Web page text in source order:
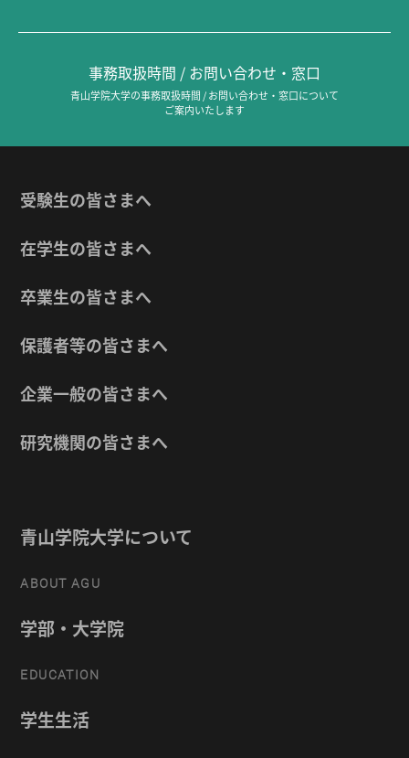
事務取扱時間 / お問い合わせ・窓口
青山学院大学の事務取扱時間 / お問い合わせ・窓口について
ご案内いたします
受験生の皆さまへ
在学生の皆さまへ
卒業生の皆さまへ
保護者等の皆さまへ
企業一般の皆さまへ
研究機関の皆さまへ
青山学院大学について
ABOUT AGU
学部・大学院
EDUCATION
学生生活